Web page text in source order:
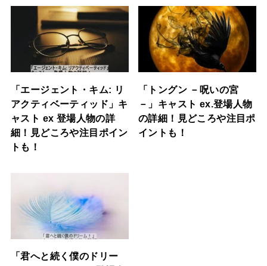
「エージェント・キム: リ
アクティベーティッド」キ
ャスト ex 登場人物の詳
細！見どころや注目ポイン
トも！
「トングン －呪いの宮
－」キャスト ex.登場人物
の詳細！見どころや注目ポ
イントも！
「君へと続く僕のドリー